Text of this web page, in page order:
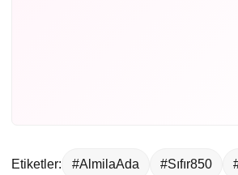
Etiketler: #AlmilaAda #Sıfır850